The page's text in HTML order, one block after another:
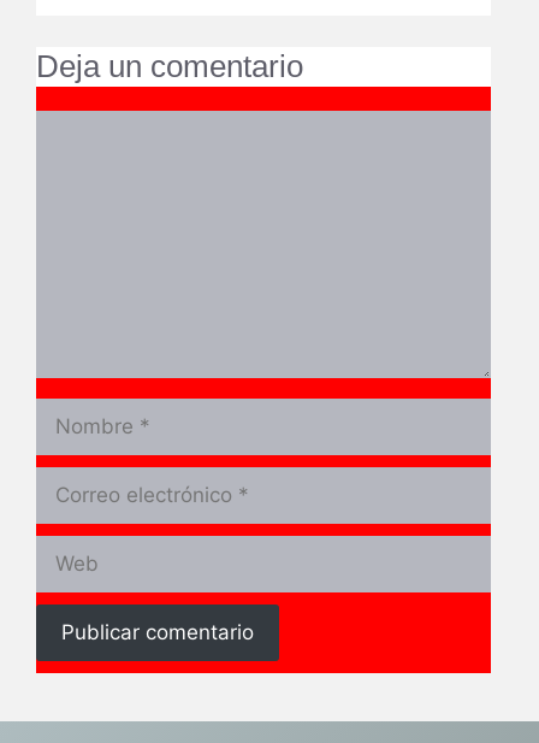
Deja un comentario
electrónico